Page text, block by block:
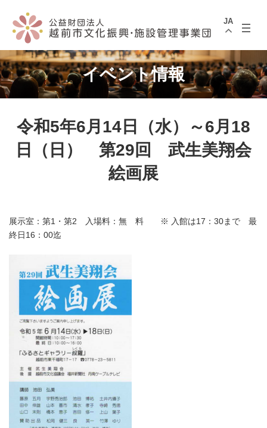
へ
ス
キ
ッ
プ
ョ
ン
に
移
動
JA
イベント情報
令和5年6月14日（水）～6月18
日（日） 第29回 武生美翔会
絵画展
展示室：第1・第2 入場料：無 料 ※ 入館は17：30まで 最
終日16：00迄